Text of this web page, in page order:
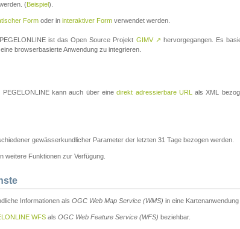
(Beispiel).
Form oder in interaktiver Form verwendet werden.
ist das Open Source Projekt GIMV ↗ hervorgegangen. Es
browserbasierte Anwendung zu integrieren.
PEGELONLINE kann auch über einedirekt adressierbare URL
als XML
gewässerkundlicher Parameter der letzten 31 Tage bezogen werden.
weitere Funktionen zur Verfügung.
Informationen als OGC Web Map Service (WMS) in eine
WFS als OGC Web Feature Service (WFS) beziehbar.